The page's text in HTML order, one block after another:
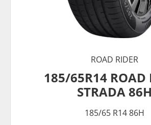
ROAD RIDER
185/65R14 ROAD
STRADA 86H
185/65 R14 86H